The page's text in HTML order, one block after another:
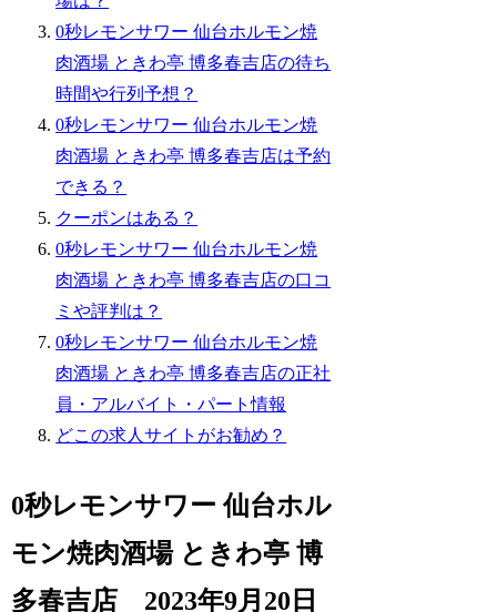
0秒レモンサワー 仙台ホルモン焼
肉酒場 ときわ亭 博多春吉店の待ち
時間や行列予想？
0秒レモンサワー 仙台ホルモン焼
肉酒場 ときわ亭 博多春吉店は予約
できる？
クーポンはある？
0秒レモンサワー 仙台ホルモン焼
肉酒場 ときわ亭 博多春吉店の口コ
ミや評判は？
0秒レモンサワー 仙台ホルモン焼
肉酒場 ときわ亭 博多春吉店の正社
員・アルバイト・パート情報
どこの求人サイトがお勧め？
0秒レモンサワー 仙台ホル
モン焼肉酒場 ときわ亭 博
多春吉店 2023年9月20日